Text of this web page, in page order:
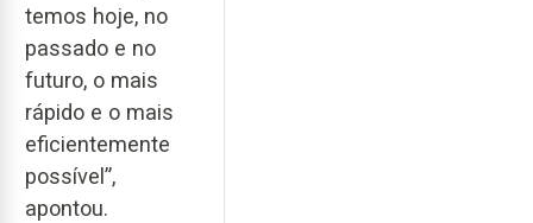
temos hoje, no
passado e no
futuro, o mais
rápido e o mais
eficientemente
possível”,
apontou.